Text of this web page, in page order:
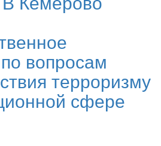
вопросам
терроризму
сфере